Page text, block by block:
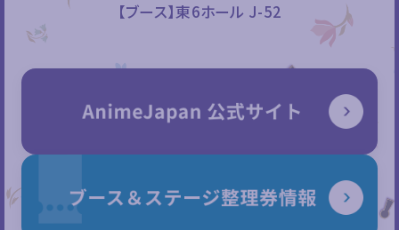
【ブース】東6ホール J-52